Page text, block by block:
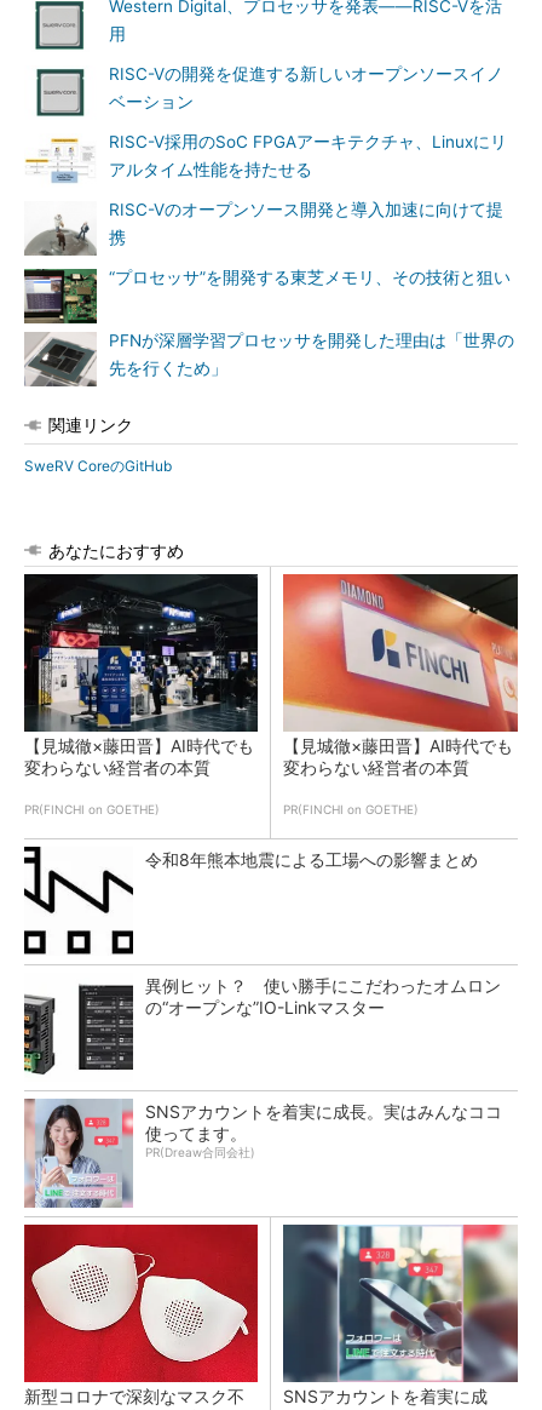
Western Digital、プロセッサを発表――RISC-Vを活
用
RISC-Vの開発を促進する新しいオープンソースイノ
ベーション
RISC-V採用のSoC FPGAアーキテクチャ、Linuxにリ
アルタイム性能を持たせる
RISC-Vのオープンソース開発と導入加速に向けて提
携
“プロセッサ”を開発する東芝メモリ、その技術と狙い
PFNが深層学習プロセッサを開発した理由は「世界の
先を行くため」
関連リンク
SweRV CoreのGitHub
あなたにおすすめ
【見城徹×藤田晋】AI時代でも
変わらない経営者の本質
PR(FINCHI on GOETHE)
【見城徹×藤田晋】AI時代でも
変わらない経営者の本質
PR(FINCHI on GOETHE)
令和8年熊本地震による工場への影響まとめ
異例ヒット？ 使い勝手にこだわったオムロン
の“オープンな”IO-Linkマスター
SNSアカウントを着実に成長。実はみんなココ
使ってます。
PR(Dreaw合同会社)
新型コロナで深刻なマスク不
SNSアカウントを着実に成